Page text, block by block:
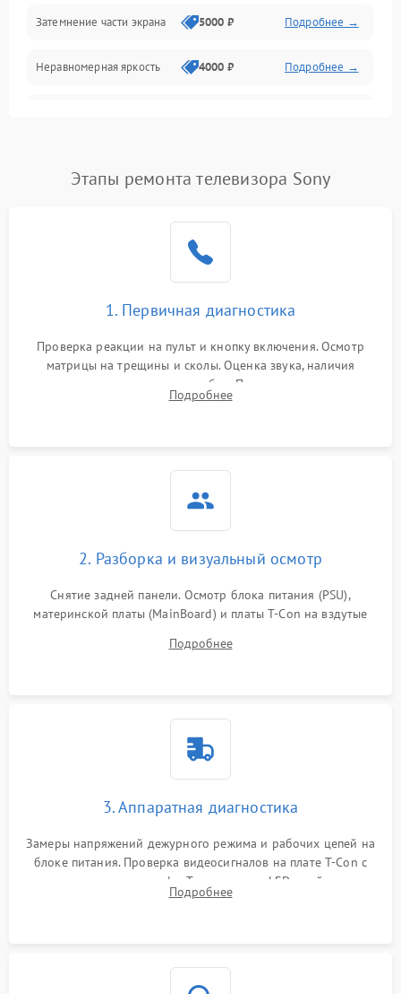
Сеть и подключения
Затемнение части экрана 5000 ₽ Подробнее →
Неравномерная яркость 4000 ₽ Подробнее →
Этапы ремонта телевизора Sony
1. Первичная диагностика
Проверка реакции на пульт и кнопку включения. Осмотр
матрицы на трещины и сколы. Оценка звука, наличия
подсветки и индикаторов ошибок. Подключение тестовых
источников сигнала для выявления симптомов поломки.
Подробнее
2. Разборка и визуальный осмотр
Снятие задней панели. Осмотр блока питания (PSU),
материнской платы (MainBoard) и платы T-Con на вздутые
Проверка надежности фиксации и целостности шлейфов.
Подробнее
3. Аппаратная диагностика
Замеры напряжений дежурного режима и рабочих цепей на
блоке питания. Проверка видеосигналов на плате T-Con с
помощью осциллографа. Тестирование LED-драйвера и
светодиодных планок подсветки мультиметром.
Подробнее